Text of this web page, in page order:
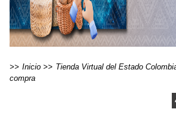
Inicio Tienda Virtual del Estado
compra